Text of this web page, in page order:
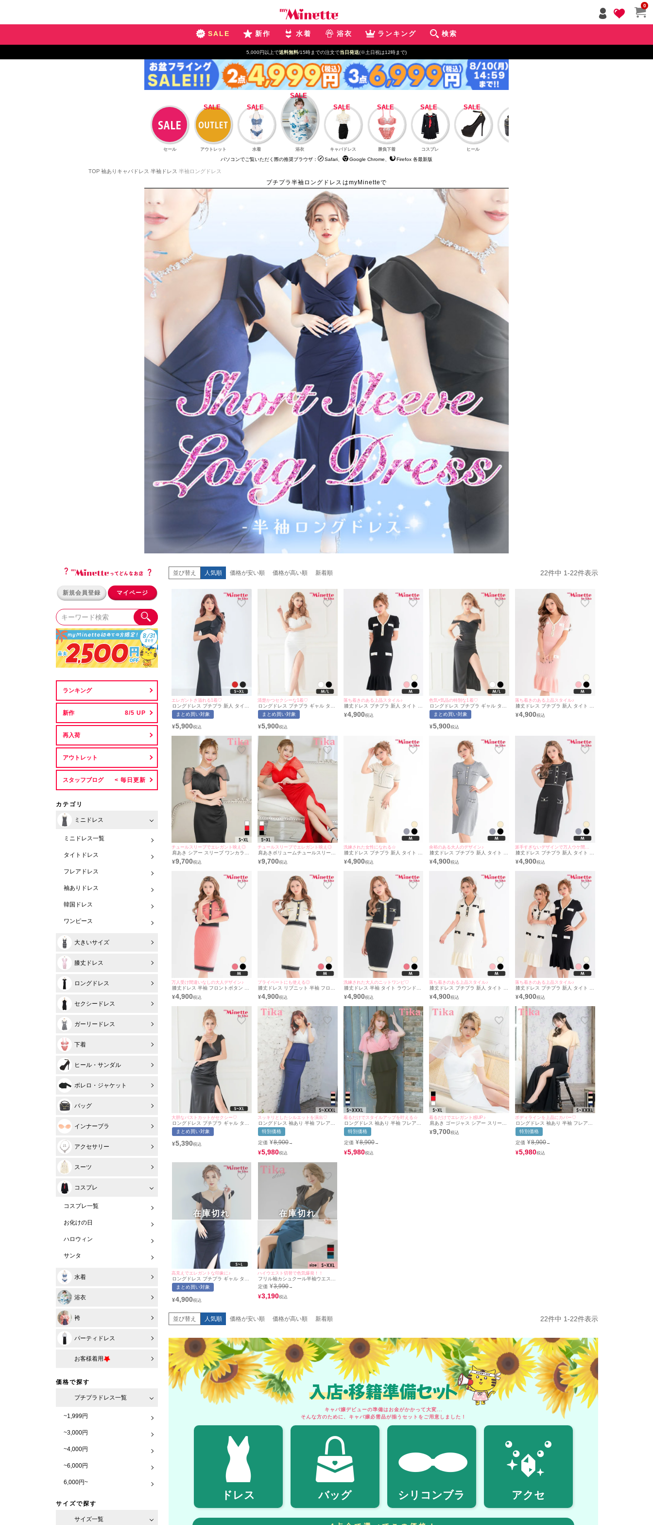
0
SALE 新作 水着 浴衣 ランキング 検索
5,000円以上で送料無料/15時までの注文で当日発送(※土日祝は12時まで)
セール アウトレット 水着 浴衣 キャバドレス 勝負下着 コスプレ ヒール
パソコンでご覧いただく際の推奨ブラウザ： Safari、 Google Chrome、 Firefox 各最新版
TOP 袖ありキャバドレス 半袖ドレス 半袖ロングドレス
プチプラ半袖ロングドレスはmyMinetteで
新規会員登録 マイページ
ランキング
新作
再入荷
アウトレット
スタッフブログ
カテゴリ
ミニドレス
ミニドレス一覧
タイトドレス
フレアドレス
袖ありドレス
韓国ドレス
ワンピース
大きいサイズ
膝丈ドレス
ロングドレス
セクシードレス
ガーリードレス
下着
ヒール・サンダル
ボレロ・ジャケット
バッグ
インナーブラ
アクセサリー
スーツ
コスプレ
コスプレ一覧
お化けの日
ハロウィン
サンタ
水着
浴衣
袴
パーティドレス
お客様着用
価格で探す
プチプラドレス一覧
~1,999円
~3,000円
~4,000円
~6,000円
6,000円~
サイズで探す
サイズ一覧
並び替え 人気順 価格が安い順 価格が高い順 新着順 22件中 1-22件表示
エレガントさ溢れる1着♡
ロングドレス プチプラ 新人 タイト
セクシー ラウンジ ノースリーブ 胸
元隠し 背中魅せ フリル ワンカラー
用/S~XLサイズ対応) | myMinette/マ
まとめ買い対象
¥5,900
清楚かつセクシーな1着♡
ロングドレス プチプラ ギャル タイ
ト オフショル スリット セクシー ラ
ウンジ レース 谷間 背中魅せ 白 キ
イズ対応) | myMinette/マイミネット
まとめ買い対象
¥5,900
落ち着きのある上品スタイル♪
膝丈ドレス プチプラ 新人 タイト ワ
ンピース ニット 韓国ドレス マーメ
イド 半袖 低身長 胸元隠し 同伴 パ
¥4,900
色気×気品の特別な1着♡
ロングドレス プチプラ ギャル タイ
ト オフショル スリット セクシー ラ
ウンジ レース 谷間 背中魅せ 2way
Lサイズ対応) | myMinette/マイミネ
まとめ買い対象
¥5,900
落ち着きのある上品スタイル♪
膝丈ドレス プチプラ 新人 タイト ワ
ンピース ニット 韓国ドレス マーメ
イド 半袖 低身長 胸元隠し 同伴 パ
¥4,900
チュールスリーブでエレガント映え◎
肩あき シアー スリーブ ワンカラー
ストレッチ タイトロングドレス (S
サイズ～XLサイズ) (まぁみ/キャバ
¥9,700
チュールスリーブでエレガント映え◎
肩あきボリュームチュールスリーブ
ワンカラーストレッチスリットタイ
トロングドレス (Sサイズ～XLサイ
¥9,700
洗練された女性になれる☆
膝丈ドレス プチプラ 新人 タイト ニ
ット ラウンジ 半袖 胸元隠し 同伴
アイボリー ゴールドボタン キャバ
応) | myMinette/マイミネット
¥4,900
余裕のある大人のデザイン♪
膝丈ドレス プチプラ 新人 タイト ニ
ット ラウンジ 半袖 胸元隠し 同伴
グレー ゴールドボタン キャバドレ
myMinette/マイミネット
¥4,900
膝丈ドレス プチプラ 新人 タイト ワ
ンピース ニット ラウンジ 半袖 胸元
隠し 同伴 黒 キャバドレス (あん着
¥4,900
万人受け間違いなしの大人デザイン♪
膝丈ドレス 半袖 フロントボタン リ
ブニット タイト キャバドレス (あん
着用)[th-mdtc6022b]
¥4,900
プライベートにも使える◎
膝丈ドレス リブニット 半袖 フロン
トボタン ラウンドネック タイト キ
ャバドレス (あん着用)[th-
¥4,900
洗練された大人のニットワンピ♡
膝丈ドレス 半袖 タイト ラウンドネ
ック フロントボタン リブニット キ
ャバドレス (きぃぃりぷ着用)[th-
¥4,900
落ち着きのある上品スタイル♪
膝丈ドレス プチプラ 新人 タイト ワ
ンピース ニット 韓国ドレス マーメ
イド 半袖 低身長 胸元隠し 同伴 パ
ス (あん着用/Mサイズ対応) |
myMinette/マイミネット
¥4,900
落ち着きのある上品スタイル♪
膝丈ドレス プチプラ 新人 タイト ワ
ンピース ニット 韓国ドレス マーメ
イド 半袖 低身長 胸元隠し 同伴 ペ
着用/Mサイズ対応) | myMinette/マ
イミネット
¥4,900
大胆なバストカットがセクシー♡
ロングドレス プチプラ ギャル タイ
ト スリット セクシー ラウンジ 半袖
谷間 バストシースルー 黒 キャバド
応) | myMinette/マイミネット
まとめ買い対象
¥5,390
スッキリとしたシルエットを演出♡
ロングドレス 袖あり 半袖 フレアス
リーブ カシュクール 谷間 シフォン
ペプラム バイカラー ストレッチ お
腹カバー 下着のまま スリット 高身
長 タイト 大きいサイズ XL XXL 4L
白 ブルー キャバドレス (黒嵜菜々子
着用)[tk-ld1232-hb] [Tika/ティカ]
特別価格
定価 ¥8,900→
¥5,980
着るだけでスタイルアップを叶える☆
ロングドレス 袖あり 半袖 フレアス
リーブ カシュクール 谷間 シフォン
ペプラム バイカラー ストレッチ お
腹カバー 下着のまま スリット 高身
長 タイト 大きいサイズ XL XXL 4L
ピンク ブラック キャバドレス (戦慄
かなの着用)[tk-ld1232-h] [Tika/ティ
特別価格
定価 ¥8,900→
¥5,980
着るだけでエレガント感UP♪
肩あき ゴージャス シアー スリーブ
ストレッチ タイトロングドレス (S
サイズ～XLサイズ) (伊藤愛依海着
¥9,700
ボディラインを上品にカバー♡
ロングドレス 袖あり 半袖 フレアス
リーブ カシュクール 谷間 シフォン
ペプラム バイカラー ストレッチ お
腹カバー 下着のまま スリット 高身
長 タイト 大きいサイズ XL XXL 4L
ベージュ 黒 キャバドレス (黒嵜菜々
子着用)[tk-ld1232-ha] [Tika/ティカ]
特別価格
定価 ¥8,900→
¥5,980
高見えでエレガントな印象に♪
ロングドレス プチプラ ギャル タイ
ト スリット セクシー ラウンジ 半袖
谷間 背中魅せ ネイビー 高身長 キャ
対応) | myMinette/マイミネット
まとめ買い対象
¥4,900
在庫切れ
ハイウエスト切替で色気爆発！！
フリル袖カシュクール半袖ウエスト
レースサイドスリットマーメイドタ
イトロングドレス (Sサイズ～XXL
サイズ) (一条響/キャバドレス着用)
[Tika/ティカ]
定価 ¥3,990→
¥3,190
在庫切れ
並び替え 人気順 価格が安い順 価格が高い順 新着順 22件中 1-22件表示
入店・移籍準備セット
キャバ嬢デビューの準備はお金がかかって大変...
そんな方のために、キャバ嬢必需品が揃うセットをご用意しました！
ドレス バッグ シリコンブラ アクセ
ジト
ップ